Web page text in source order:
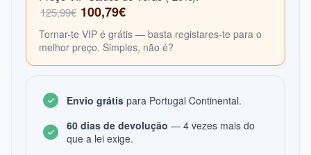
125,99€ 100,79€
Tornar-te VIP é grátis — basta registares-te para o
melhor preço. Simples, não é?
Envio grátis para Portugal Continental.
60 dias de devolução — 4 vezes mais do
que a lei exige.